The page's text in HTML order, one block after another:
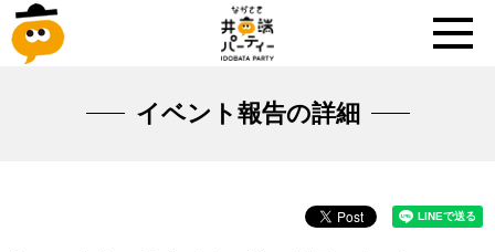
イベント報告の詳細